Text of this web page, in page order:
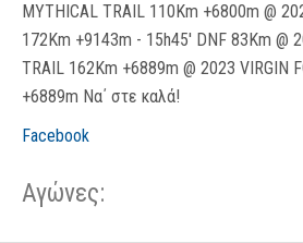
MYTHICAL TRAIL 110Km +6800m @
172Km +9143m - 15h45' DNF 83Km @
TRAIL 162Km +6889m @ 2023 VIRGIN
+6889m Να΄ στε καλά!
Facebook
Αγώνες: